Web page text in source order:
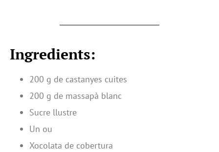
Ingredients:
200 g de castanyes cuites
200 g de massapà blanc
Sucre llustre
Un ou
Xocolata de cobertura